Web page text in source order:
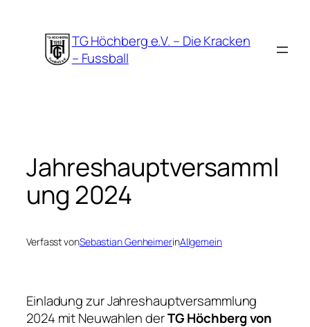
springen
TG Höchberg e.V. – Die Kracken
– Fussball
Jahreshauptversamml
ung 2024
Verfasst vonSebastian GenheimerinAllgemein
Einladung zur Jahreshauptversammlung
2024 mit Neuwahlen derTG Höchberg von